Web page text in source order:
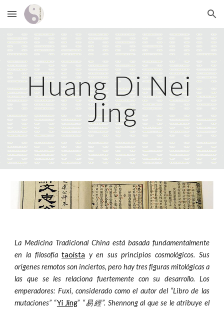
Skip to main content Skip to navigation
Huang Di Nei
Jing
La Medicina Tradicional China está basada fundamentalmente
en la filosofíataoísta y en sus principios cosmológicos. Sus
orígenes remotos son inciertos, pero hay tres figuras mitológicas a
las que se les relaciona fuertemente con su desarrollo. Los
emperadores: Fuxi, considerado como el autor del “Libro de las
mutaciones” “Yi Jing” “易經”. Shennong al que se le atribuye el